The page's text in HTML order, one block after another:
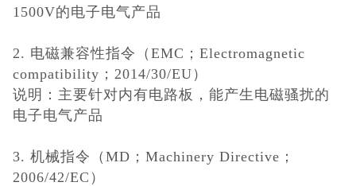
认证
其它认证
收起菜单
©Danotest.Com
1500V的电子电气产品
2. 电磁兼容性指令（EMC；Electromagnetic
compatibility；2014/30/EU）
说明： 主要针对内有电路板，能产生电磁骚扰的
电子电气产品
3. 机械指令（MD；Machinery Directive；
2006/42/EC）